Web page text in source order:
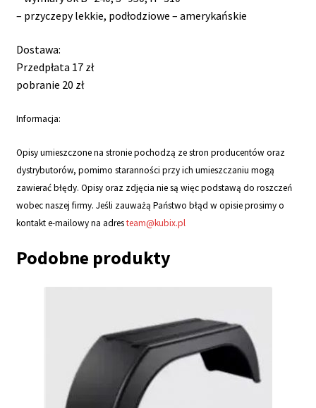
– przyczepy lekkie, podłodziowe – amerykańskie
Dostawa:
Przedpłata 17 zł
pobranie 20 zł
Informacja:
Opisy umieszczone na stronie pochodzą ze stron producentów oraz
dystrybutorów, pomimo staranności przy ich umieszczaniu mogą
zawierać błędy. Opisy oraz zdjęcia nie są więc podstawą do roszczeń
wobec naszej firmy. Jeśli zauważą Państwo błąd w opisie prosimy o
kontakt e-mailowy na adresteam@kubix.pl
Podobne produkty